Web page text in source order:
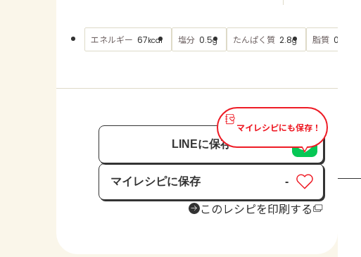
エネルギー 67kcal 塩分 0.5g たんぱく質 2.8g 脂質 0.9
マイレシピにも保存！
LINEに保存
マイレシピに保存
保存済み
-
このレシピを印刷する